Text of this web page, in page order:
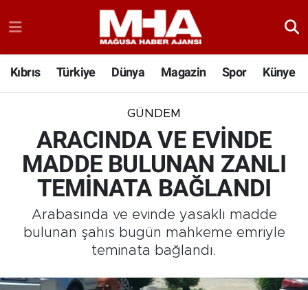
Kıbrıs Türkiye Dünya Magazin Spor Künye
GÜNDEM
ARACINDA VE EVİNDE
MADDE BULUNAN ZANLI
TEMİNATA BAĞLANDI
Arabasında ve evinde yasaklı madde
bulunan şahıs bugün mahkeme emriyle
teminata bağlandı.